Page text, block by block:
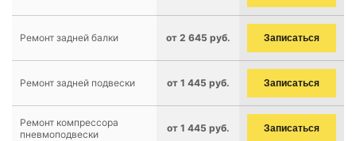
Ремонт задней балки от 2 645 руб. Записаться
Ремонт задней подвески от 1 445 руб. Записаться
Ремонт компрессора
пневмоподвески
от 1 445 руб. Записаться